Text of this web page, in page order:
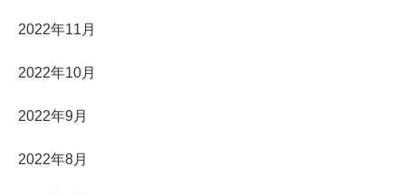
2022年11月
2022年10月
2022年9月
2022年8月